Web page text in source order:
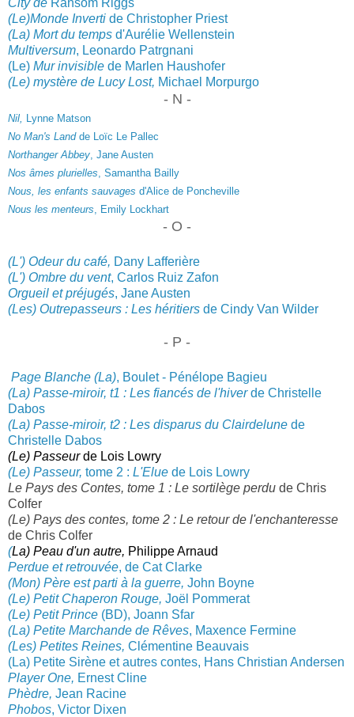
(Le)Monde Inverti de Christopher Priest
(La) Mort du temps d'Aurélie Wellenstein
Multiversum, Leonardo Patrgnani
(Le) Mur invisible de Marlen Haushofer
(Le) mystère de Lucy Lost, Michael Morpurgo
- N -
Nil,
Lynne Matson
No Man's Land de Loïc Le Pallec
Northanger Abbey , Jane Austen
Nos âmes plurielles , Samantha Bailly
Nous, les enfants sauvages d'Alice de Poncheville
Nous les menteurs , Emily Lockhart
- O -
(L') Odeur du café, Dany Lafferière
(L') Ombre du vent, Carlos Ruiz Zafon
Orgueil et préjugés, Jane Austen
(Les) Outrepasseurs : Les héritiers de Cindy Van Wilder
- P -
Page Blanche (La), Boulet - Pénélope Bagieu
(La) Passe-miroir, t1 : Les fiancés de l'hiverde Christelle
Dabos
(La) Passe-miroir, t2 : Les disparus du Clairdelune de
Christelle Dabos
(Le) Passeurde Lois Lowry
(Le) Passeur, tome 2 : L'Elue de Lois Lowry
Le Pays des Contes, tome 1 : Le sortilège perdu de Chris
Colfer
(Le) Pays des contes, tome 2 : Le retour de l'enchanteresse
de Chris Colfer
(La) Peau d'un autre, Philippe Arnaud
Perdue et retrouvée, de Cat C larke
(Mon) Père est parti à la guerre, John Boyne
(Le) Petit Chaperon Rouge, Joël Pommerat
(Le) Petit Prince (BD), Joann Sfar
(La) Petite Marchande de Rêves, Maxence Fermine
(Les) Petites Reines, Clémentine Beauvais
(La) Petite Sirène et autres contes, Hans Christian Andersen
Player One, Ernest Cline
Phèdre, Jean Racine
Phobos, Victor Dixen